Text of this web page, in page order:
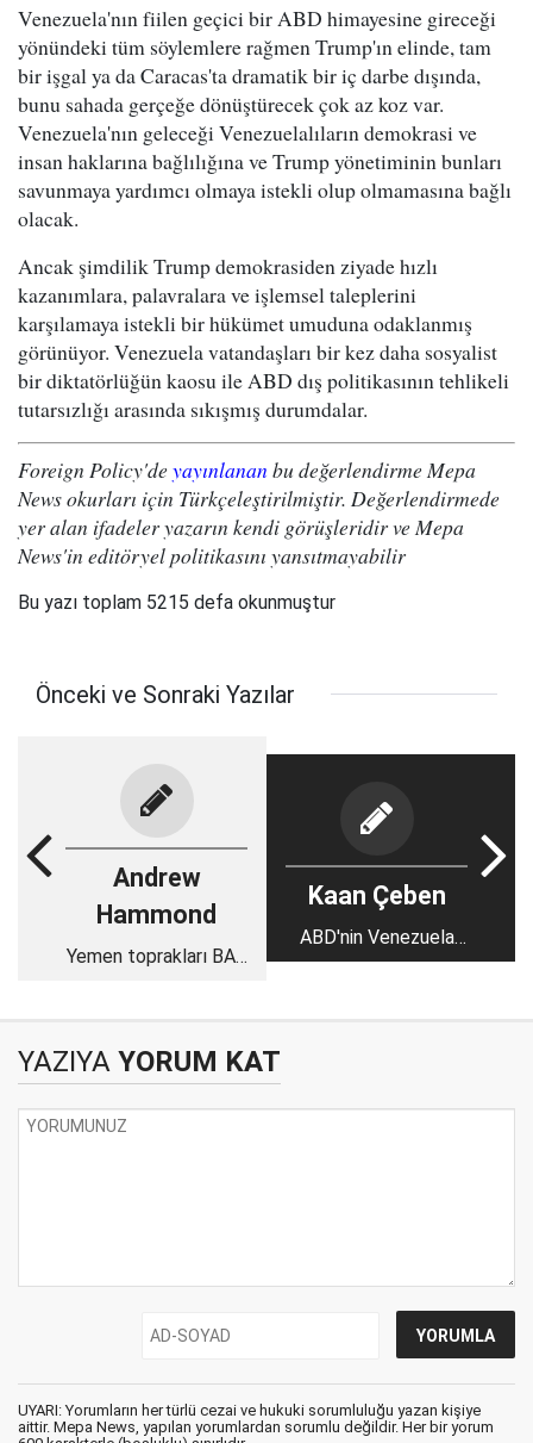
Venezuela'nın fiilen geçici bir ABD himayesine gireceği
yönündeki tüm söylemlere rağmen Trump'ın elinde, tam
bir işgal ya da Caracas'ta dramatik bir iç darbe dışında,
bunu sahada gerçeğe dönüştürecek çok az koz var.
Venezuela'nın geleceği Venezuelalıların demokrasi ve
insan haklarına bağlılığına ve Trump yönetiminin bunları
savunmaya yardımcı olmaya istekli olup olmamasına bağlı
olacak.
Ancak şimdilik Trump demokrasiden ziyade hızlı
kazanımlara, palavralara ve işlemsel taleplerini
karşılamaya istekli bir hükümet umuduna odaklanmış
görünüyor. Venezuela vatandaşları bir kez daha sosyalist
bir diktatörlüğün kaosu ile ABD dış politikasının tehlikeli
tutarsızlığı arasında sıkışmış durumdalar.
Foreign Policy'deyayınlanan bu değerlendirme Mepa
News okurları için Türkçeleştirilmiştir. Değerlendirmede
yer alan ifadeler yazarın kendi görüşleridir ve Mepa
News'in editöryel politikasını yansıtmayabilir
Bu yazı toplam 5215 defa okunmuştur
Önceki ve Sonraki Yazılar
Andrew
Hammond
Yemen toprakları BAE
Kaan Çeben
ABD'nin Venezuela
hamlesi: Güç, petrol
YAZIYA YORUM KAT
UYARI: Yorumların her türlü cezai ve hukuki sorumluluğu yazan kişiye
aittir. Mepa News, yapılan yorumlardan sorumlu değildir. Her bir yorum